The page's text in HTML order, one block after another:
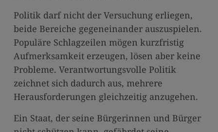
Politik darf nicht der Versuchung erliegen,
beide Bereiche gegeneinander auszuspielen.
Populäre Schlagzeilen mögen kurzfristig
Aufmerksamkeit erzeugen, lösen aber keine
Probleme. Verantwortungsvolle Politik
zeichnet sich dadurch aus, mehrere
Herausforderungen gleichzeitig anzugehen.
Ein Staat, der seine Bürgerinnen und Bürger